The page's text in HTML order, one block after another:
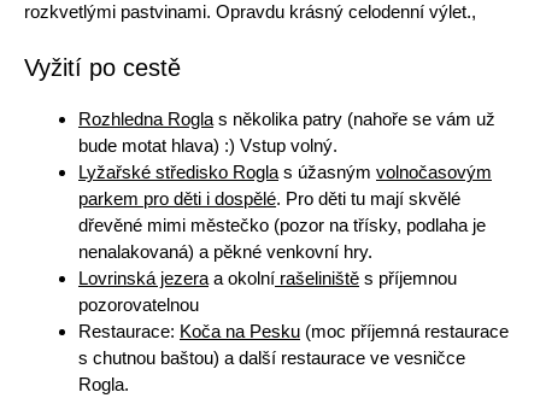
rozkvetlými pastvinami. Opravdu krásný celodenní výlet.,
Vyžití po cestě
Rozhledna Rogla s několika patry (nahoře se vám už
bude motat hlava) :) Vstup volný.
Lyžařské středisko Rogla s úžasným volnočasovým
parkem pro děti i dospělé. Pro děti tu mají skvělé
dřevěné mimi městečko (pozor na třísky, podlaha je
nenalakovaná) a pěkné venkovní hry.
Lovrinská jezera a okolní rašeliniště s příjemnou
pozorovatelnou
Restaurace: Koča na Pesku (moc příjemná restaurace
s chutnou baštou) a další restaurace ve vesničce
Rogla.